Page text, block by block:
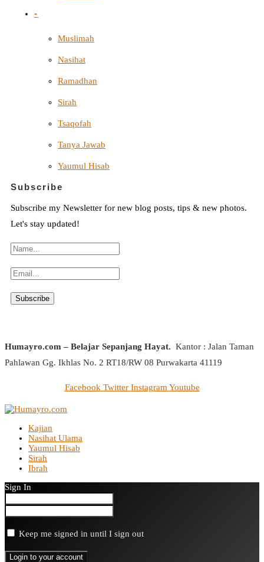
-
Muslimah
Nasihat
Ramadhan
Sirah
Tsaqofah
Tanya Jawab
Yaumul Hisab
Subscribe
Subscribe my Newsletter for new blog posts, tips & new photos.
Let's stay updated!
Humayro.com – Belajar Sepanjang Hayat. Kantor : Jalan Taman
Pahlawan Gg. Ikhlas No. 2 RT18/RW 08 Purwakarta 41119
Facebook Twitter Instagram Youtube
Kajian
Nasihat Ulama
Yaumul Hisab
Sirah
Ibrah
Sign In
Keep me signed in until I sign out